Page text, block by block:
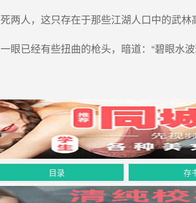
人，这只存在于那些江湖人口中的武林
眼已经有些扭曲的枪头，暗道：“碧眼水
目录 存